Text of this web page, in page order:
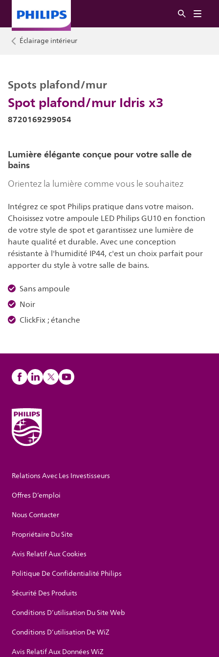
Éclairage intérieur
Spot plafond/mur Idris x3
Spots plafond/mur
8720169299054
Lumière élégante conçue pour votre salle de
bains
Orientez la lumière comme vous le souhaitez
Intégrez ce spot Philips pratique dans votre maison.
Choisissez votre ampoule LED Philips GU10 en fonction
de votre style de spot et garantissez une lumière de
haute qualité et durable. Avec une conception
résistante à l'humidité IP44, c'est un choix parfait pour
apporter du style à votre salle de bains.
Sans ampoule
Noir
ClickFix ; étanche
Relations Avec Les Investisseurs
Offres D’emploi
Nous Contacter
Propriétaire Du Site
Avis Relatif Aux Cookies
Politique De Confidentialité Philips
Sécurité Des Produits
Conditions D’utilisation Du Site Web
Conditions D’utilisation De WiZ
Avis Relatif Aux Données WiZ